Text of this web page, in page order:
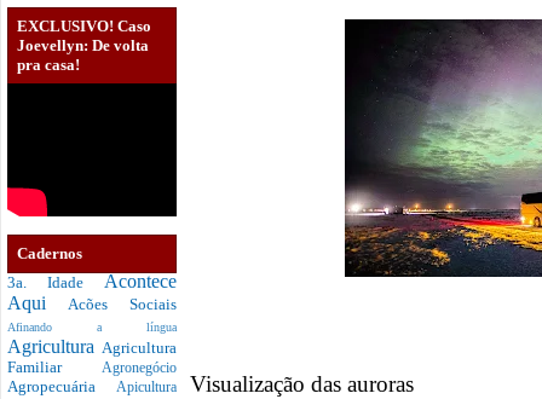
EXCLUSIVO! Caso
Joevellyn: De volta
pra casa!
Cadernos
3a. Idade Acontece
Aqui Acões Sociais
Afinando a língua
Agricultura Agricultura
Familiar Agronegócio
Agropecuária Apicultura Visualização das auroras